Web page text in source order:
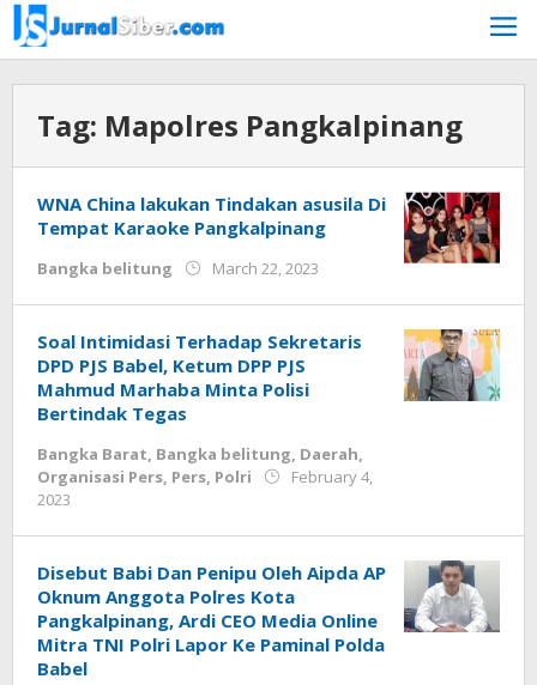
Skip
to
content
Tag: Mapolres Pangkalpinang
WNA China lakukan Tindakan asusila Di
Tempat Karaoke Pangkalpinang
Bangka belitung March 22, 2023
Soal Intimidasi Terhadap Sekretaris
DPD PJS Babel, Ketum DPP PJS
Mahmud Marhaba Minta Polisi
Bertindak Tegas
Bangka Barat, Bangka belitung, Daerah,
Organisasi Pers, Pers, Polri
February 4,
2023
Disebut Babi Dan Penipu Oleh Aipda AP
Oknum Anggota Polres Kota
Pangkalpinang, Ardi CEO Media Online
Mitra TNI Polri Lapor Ke Paminal Polda
Babel